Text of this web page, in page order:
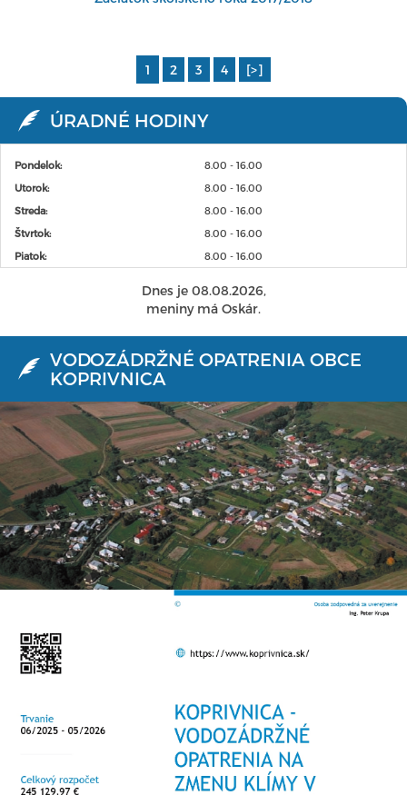
1 2 3 4 [>]
ÚRADNÉ HODINY
Pondelok:
8.00 - 16.00
Utorok:
8.00 - 16.00
Streda:
8.00 - 16.00
Štvrtok:
8.00 - 16.00
Piatok:
8.00 - 16.00
Dnes je 08.08.2026,
meniny má Oskár.
VODOZÁDRŽNÉ OPATRENIA OBCE
KOPRIVNICA